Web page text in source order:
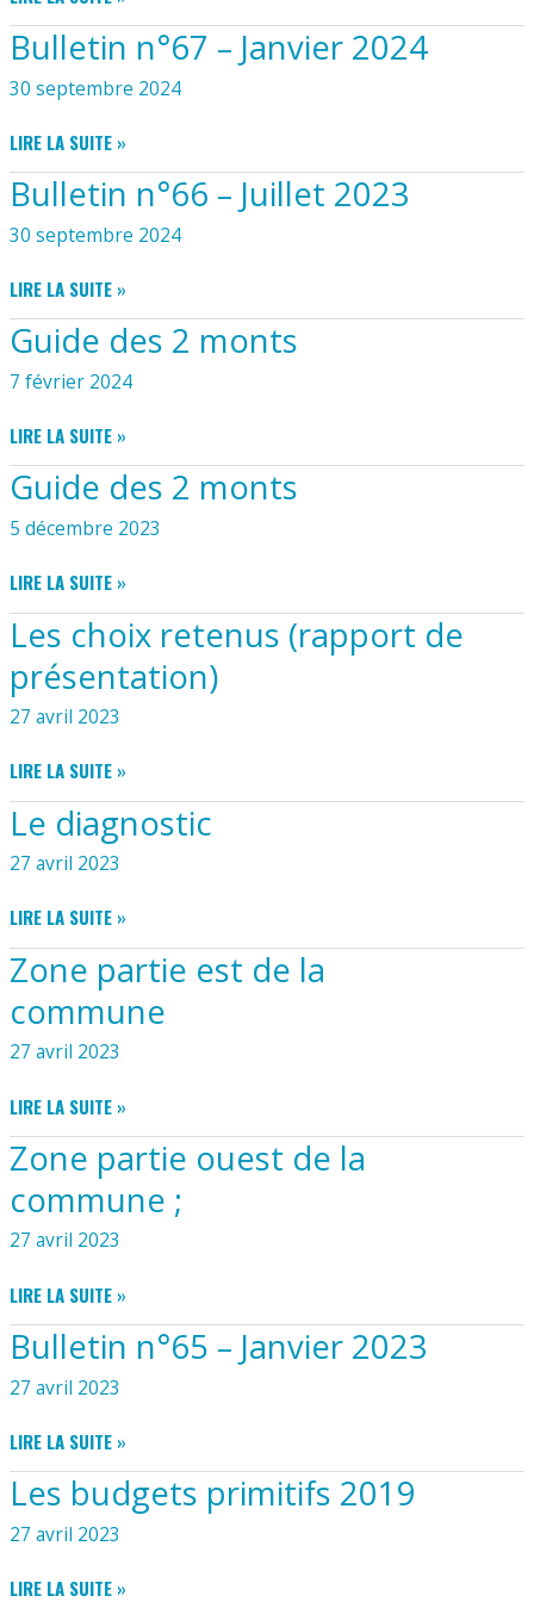
N°
68
JUILLET
Bulletin n°67 – Janvier 2024
30 septembre 2024
BULLETIN
N°67
–
2024
LIRE LA SUITE »
Bulletin n°66 – Juillet 2023
30 septembre 2024
BULLETIN
N°66
–
2023
LIRE LA SUITE »
Guide des 2 monts
7 février 2024
GUIDE
DES
2
LIRE LA SUITE »
Guide des 2 monts
5 décembre 2023
GUIDE
DES
MONTS
LIRE LA SUITE »
Les choix retenus (rapport de
présentation)
27 avril 2023
LES
CHOIX
RETENUS
DE
LIRE LA SUITE »
Le diagnostic
27 avril 2023
LE
DIAGNOSTIC
LIRE LA SUITE »
Zone partie est de la
commune
27 avril 2023
ZONE
PARTIE
EST
LA
COMMUNE
LIRE LA SUITE »
Zone partie ouest de la
commune ;
27 avril 2023
ZONE
PARTIE
OUEST
LA
;
LIRE LA SUITE »
Bulletin n°65 – Janvier 2023
27 avril 2023
BULLETIN
N°65
2023
LIRE LA SUITE »
Les budgets primitifs 2019
27 avril 2023
LES
LIRE LA SUITE »